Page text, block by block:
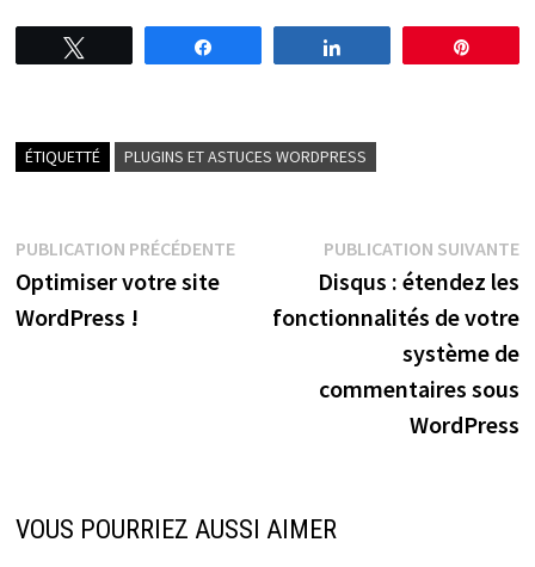
ÉTIQUETTÉ PLUGINS ET ASTUCES WORDPRESS
Navigation
de
PUBLICATION PRÉCÉDENTEPublication
précédente :
Optimiser votre site
WordPress !
PUBLICATION SUIVANTE
Disqus : étendez les
fonctionnalités de votre
système de
commentaires sous
WordPress
VOUS POURRIEZ AUSSI AIMER